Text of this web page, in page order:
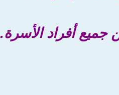
جميع أفراد الأسرة.